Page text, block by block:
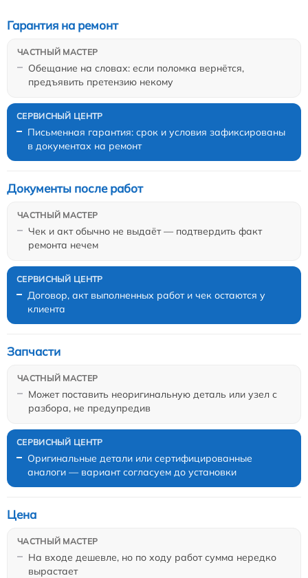
Обещание на словах: если поломка вернётся,
предъявить претензию некому
Гарантия на ремонт
Письменная гарантия: срок и условия зафиксированы
в документах на ремонт
Чек и акт обычно не выдаёт — подтвердить факт
ремонта нечем
Документы после работ
Договор, акт выполненных работ и чек остаются у
клиента
Может поставить неоригинальную деталь или узел с
разбора, не предупредив
Запчасти
Оригинальные детали или сертифицированные
аналоги — вариант согласуем до установки
На входе дешевле, но по ходу работ сумма нередко
вырастает
Цена